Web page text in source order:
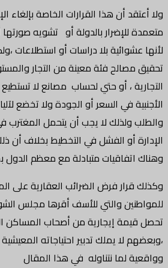
ولا أعتقد أن هذا القرارات الخاصة
متعمدة للإضرار بالدولة أو تشويه
لأنها عشوائية بلا دراسات أو استطلاعات
تحقيق مصالح فئة معينة من التجار
التجارية ، أو حتي لحساب مصانع لا
الأجنبية في السعر أو الجودة ولا تخضع
والطلب ولذلك لا يجب أن يتحمل المغترب
الإدارة أو الفشل في التخطيط بخلاف أن
وهناك اتفاقيات متبادلة مع معظم الدول
وكذلك قرار فرض الضرائب العقارية على
للمواطنين والتي للأسف أقرها مجلس
تحصل قيمة إيجارية من أصحاب المساكن
،وبعضهم لا يملك تدبير احتياجاته
وواقعية لما نتناوله في هذا المقال